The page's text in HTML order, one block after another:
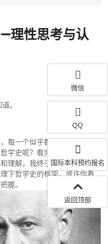
理性思考与认
。
每一个似乎都非常晦涩难
学史呢？看完《苏菲的世
理解，我终于感觉有了点眉
下哲学史的框架。或许你看
握。
微信
QQ
国际本科预约报名
返回顶部